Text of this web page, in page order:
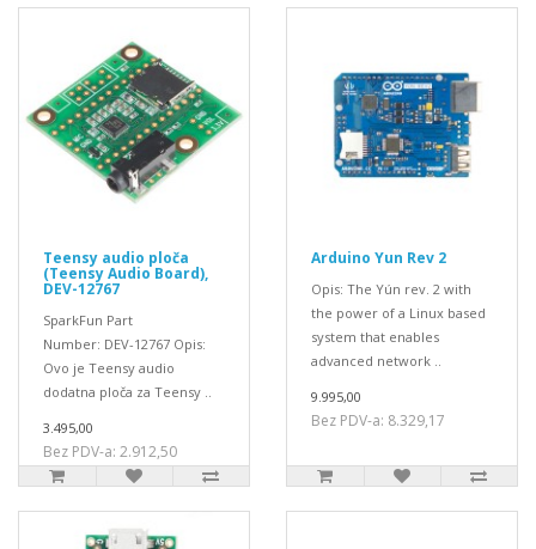
Teensy audio ploča
(Teensy Audio Board),
DEV-12767
SparkFun Part
Number: DEV-12767 Opis:
Ovo je Teensy audio
dodatna ploča za Teensy ..
3.495,00
Bez PDV-a: 2.912,50
Arduino Yun Rev 2
Opis: The Yún rev. 2 with
the power of a Linux based
system that enables
advanced network ..
9.995,00
Bez PDV-a: 8.329,17